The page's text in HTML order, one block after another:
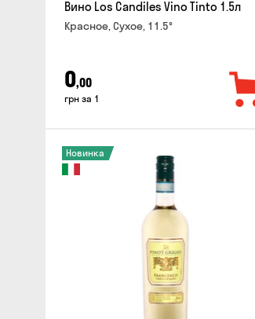
Вино Los Candiles Vino Tinto 1.5л
Красное, Сухое, 11.5°
0,00
грн за 1
Новинка